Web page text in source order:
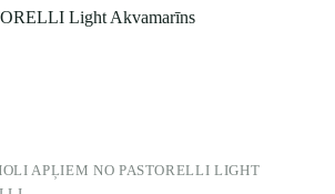
Light Akvamarīns
APĻIEM NO PASTORELLI LIGHT